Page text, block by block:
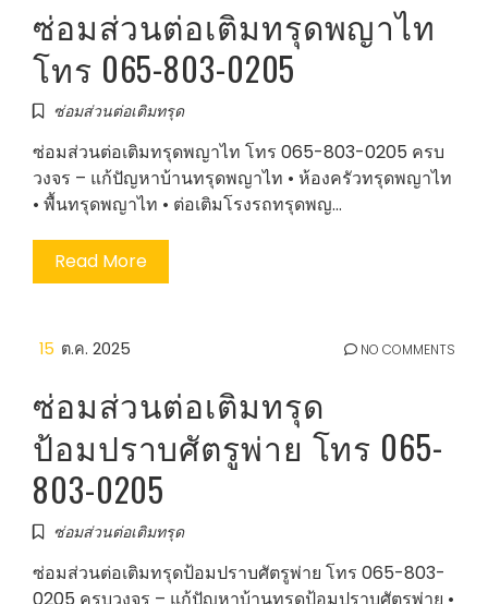
ซ่อมส่วนต่อเติมทรุดพญาไท
โทร 065-803-0205
ซ่อมส่วนต่อเติมทรุด
ซ่อมส่วนต่อเติมทรุดพญาไท โทร 065-803-0205 ครบ
วงจร – แก้ปัญหาบ้านทรุดพญาไท • ห้องครัวทรุดพญาไท
• พื้นทรุดพญาไท • ต่อเติมโรงรถทรุดพญ…
Read More
15 ต.ค. 2025 NO COMMENTS
ซ่อมส่วนต่อเติมทรุด
ป้อมปราบศัตรูพ่าย โทร 065-
803-0205
ซ่อมส่วนต่อเติมทรุด
ซ่อมส่วนต่อเติมทรุดป้อมปราบศัตรูพ่าย โทร 065-803-